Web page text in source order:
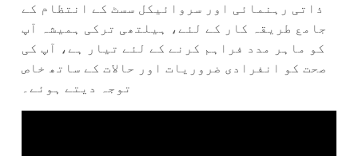
ذاتی رہنمائی اور سروائیکل سسٹ کے انتظام کے
جامع طریقہ کار کے لئے، ہیلتھی ترکی ہمیشہ آپ
کو ماہر مدد فراہم کرنے کے لئے تیار ہے، آپ کی
صحت کو انفرادی ضروریات اور حالات کے ساتھ خاص
توجہ دیتے ہوئے۔